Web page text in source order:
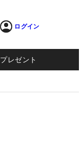
ログイン
プレゼント